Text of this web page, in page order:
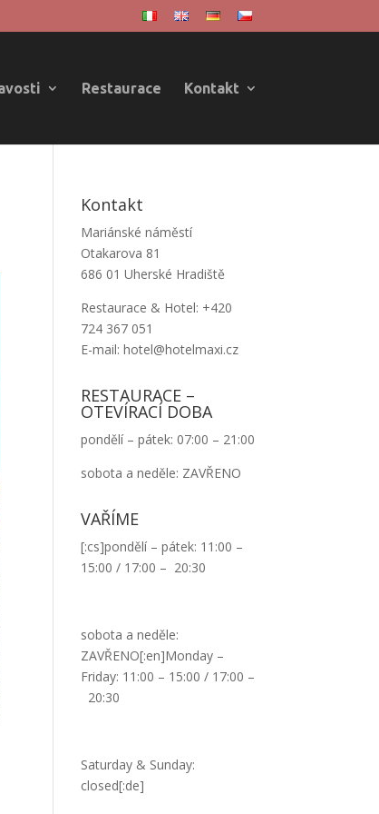
Restaurace Kontakt
Kontakt
Mariánské náměstí
Otakarova 81
686 01 Uherské Hradiště
Restaurace & Hotel: +420
724 367 051
E-mail: hotel@hotelmaxi.cz
RESTAURACE –
OTEVÍRACÍ DOBA
pondělí – pátek: 07:00 – 21:00
sobota a neděle: ZAVŘENO
VAŘÍME
[:cs]pondělí – pátek: 11:00 –
15:00 / 17:00 – 20:30
sobota a neděle:
ZAVŘENO[:en]Monday –
Friday: 11:00 – 15:00 / 17:00 –
20:30
Saturday & Sunday:
closed[:de]